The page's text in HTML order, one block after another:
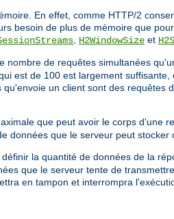
En effet, comme HTTP/2
besoin de plus de mémoire que
H2WindowSize et
nombre de requêtes simultanées
est de 100 est largement
un client sont des
que peut avoir le corps d'une
données que le serveur peut stocker
la quantité de données de la
que le serveur tente de
en tampon et interrompra